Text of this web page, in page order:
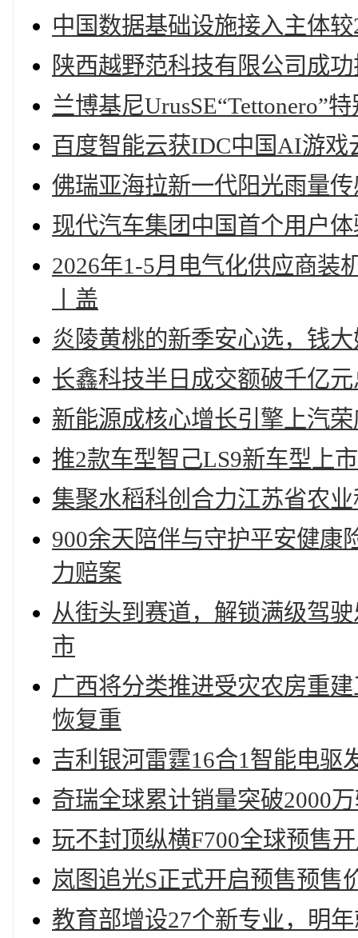
中国数据基础设施接入主体
陕西越野范科技有限公司成
兰博基尼UrusSE“Tettonero”
百度智能云获IDC中国AI游
佛瑞亚海拉新一代阳光雨量
现代汽车集团中国首个用户
2026年1-5月电气化供应商装
丨盖
炎陵黄桃的新季安心选，钱
长鑫科技半日成交额破千亿
新能源成核心增长引擎上汽
推2款车型智己LS9新车型上
集聚水稻科创合力江苏省农
900余天陪伴与守护平安健康
力赔案
从街头到赛道，解锁满级驾
市
广西将分类推进受灾农房重
恢复重
吉利银河雷霆16合1智能电驱
奇瑞全球累计销量突破2000
玩不封顶纵横F700全球预售
岚图追光S正式开启预售预售
教育部增设27个新专业，明